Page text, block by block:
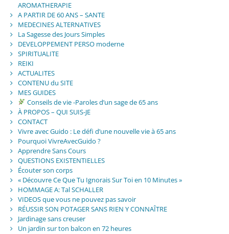
AROMATHERAPIE
A PARTIR DE 60 ANS – SANTE
MEDECINES ALTERNATIVES
La Sagesse des Jours Simples
DEVELOPPEMENT PERSO moderne
SPIRITUALITE
REIKI
ACTUALITES
CONTENU du SITE
MES GUIDES
Conseils de vie -Paroles d’un sage de 65 ans
À PROPOS – QUI SUIS-JE
CONTACT
Vivre avec Guido : Le défi d’une nouvelle vie à 65 ans
Pourquoi VivreAvecGuido ?
Apprendre Sans Cours
QUESTIONS EXISTENTIELLES
Écouter son corps
« Découvre Ce Que Tu Ignorais Sur Toi en 10 Minutes »
HOMMAGE A: Tal SCHALLER
VIDEOS que vous ne pouvez pas savoir
RÉUSSIR SON POTAGER SANS RIEN Y CONNAÎTRE
Jardinage sans creuser
Un jardin sur ton balcon en 72 heures